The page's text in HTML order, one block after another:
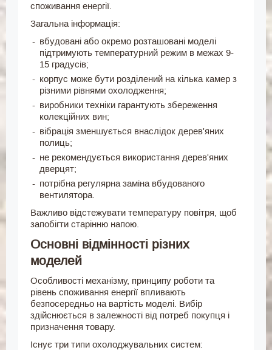
споживання енергії.
Загальна інформація:
вбудовані або окремо розташовані моделі
підтримують температурний режим в межах 9-
15 градусів;
корпус може бути розділений на кілька камер з
різними рівнями охолодження;
виробники техніки гарантують збереження
колекційних вин;
вібрація зменшується внаслідок дерев'яних
полиць;
не рекомендується використання дерев'яних
дверцят;
потрібна регулярна заміна вбудованого
вентилятора.
Важливо відстежувати температуру повітря, щоб
запобігти старінню напою.
Основні відмінності різних
моделей
Особливості механізму, принципу роботи та
рівень споживання енергії впливають
безпосередньо на вартість моделі. Вибір
здійснюється в залежності від потреб покупця і
призначення товару.
Існує три типи охолоджувальних систем: